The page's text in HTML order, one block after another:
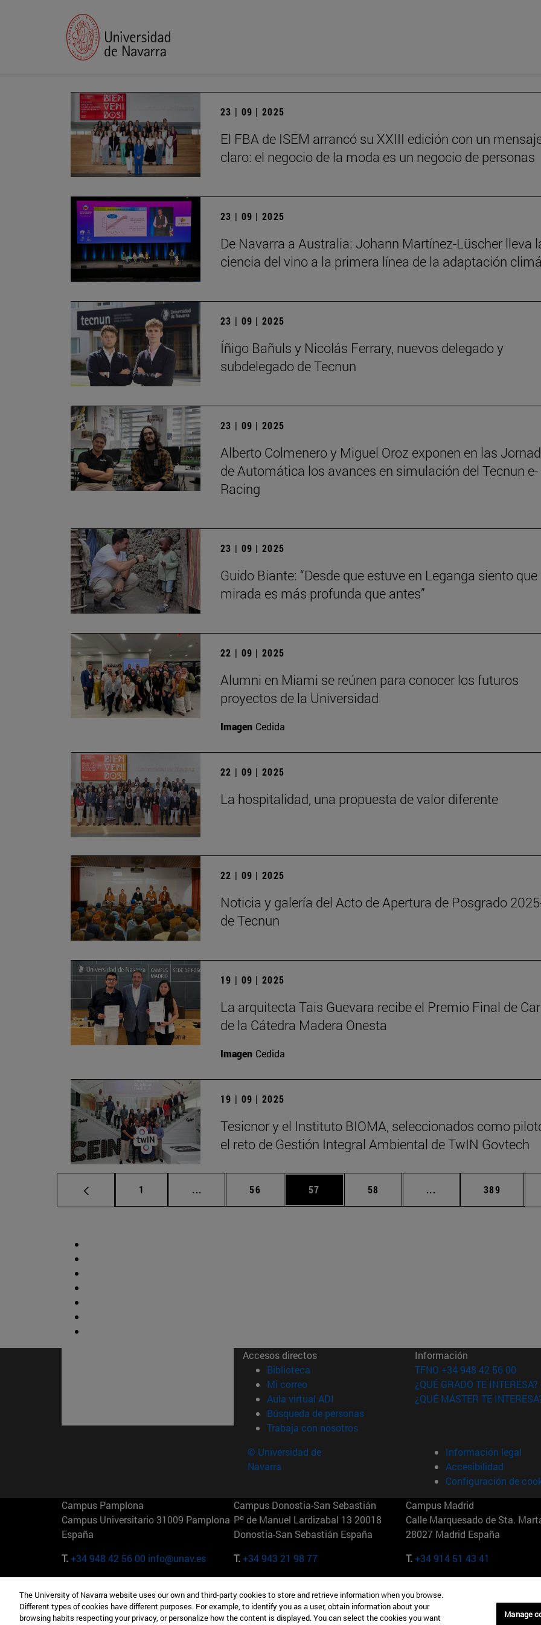
23 | 09 | 2025
El FBA de ISEM arrancó su XXIII edición con un
claro: el negocio de la moda es un negocio de personas
23 | 09 | 2025
De Navarra a Australia: Johann Martínez-Lüscher lleva
ciencia del vino a la primera línea de la adaptación
23 | 09 | 2025
Íñigo Bañuls y Nicolás Ferrary, nuevos delegado y
subdelegado de Tecnun
23 | 09 | 2025
Alberto Colmenero y Miguel Oroz exponen en las
de Automática los avances en simulación del Tecnun e-
Racing
23 | 09 | 2025
Guido Biante: “Desde que estuve en Leganga siento
mirada es más profunda que antes”
22 | 09 | 2025
Alumni en Miami se reúnen para conocer los futuros
proyectos de la Universidad
Imagen Cedida
22 | 09 | 2025
La hospitalidad, una propuesta de valor diferente
22 | 09 | 2025
Noticia y galería del Acto de Apertura de Posgrado
de Tecnun
19 | 09 | 2025
La arquitecta Tais Guevara recibe el Premio Final de
de la Cátedra Madera Onesta
Imagen Cedida
19 | 09 | 2025
Tesicnor y el Instituto BIOMA, seleccionados como
el reto de Gestión Integral Ambiental de TwIN Govtech
Página
1 ... Páginas intermedias Use TAB para desplazarse.
Página
56 Página
57 Página
58 ... Páginas intermedias
Página
389
Accesos directos
Biblioteca (abre en nueva ventana)
Mi correo(abre en nueva ventana)
Aula virtual ADI (abre en nueva ventana)
Búsqueda de personas(abre en nueva ventana)
Trabaja con nosotros(abre en nueva ventana)
Información
TFNO +34 948 42 56 00
¿QUÉ GRADO TE INTERESA?
¿QUÉ MÁSTER TE
© Universidad de
Navarra
Información legal
Accesibilidad
Configuración de
Campus Pamplona
Campus Universitario 31009 Pamplona
España
T.+34 948 42 56 00 info@unav.es
Campus Donostia-San Sebastián
Pº de Manuel Lardizabal 13 20018
Donostia-San Sebastián España
T.+34 943 21 98 77
Campus Madrid
Calle Marquesado de Sta.
28027 Madrid España
T.+34 914 51 43 41
Camino del Cerro Águila 3 28023
Madrid España
165 W 57th St 10019-2201 Nueva York
EE.UU
Maria-Theresia-Straße 15
Múnich Alemania
The University of Navarra website uses our own and third-party cookies to store and retrieve information when you browse.
Different types of cookies have different purposes. For example, to identify you as a user, obtain information about your
browsing habits respecting your privacy, or personalize how the content is displayed. You can select the cookies you want
Manage